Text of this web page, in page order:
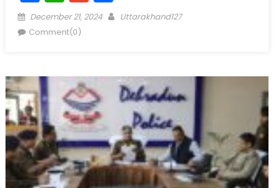
Posted
on
December 21, 2024 Author
Uttarakhand127
Comment(0)